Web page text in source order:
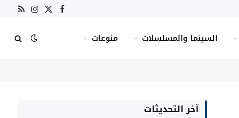
فيسبوك
X الانستغرام
RSS
السينما والمسلسلات منوعات
آخر التحديثات